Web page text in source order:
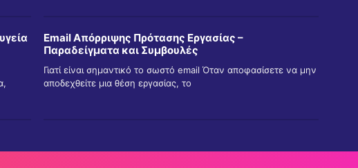
Email Απόρριψης Πρότασης Εργασίας –
Παραδείγματα και Συμβουλές
Γιατί είναι σημαντικό το σωστό email Όταν αποφασίσετε να μην
αποδεχθείτε μια θέση εργασίας, το